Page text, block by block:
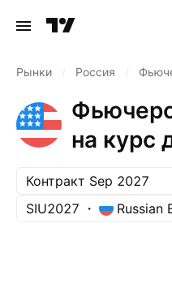
Рынки Россия
на курс
рубль
Контракт Sep 2027
SIU2027
Russian